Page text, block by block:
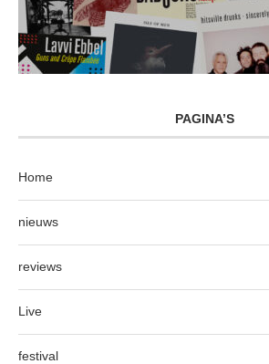
PAGINA’S
Home
nieuws
reviews
Live
festival